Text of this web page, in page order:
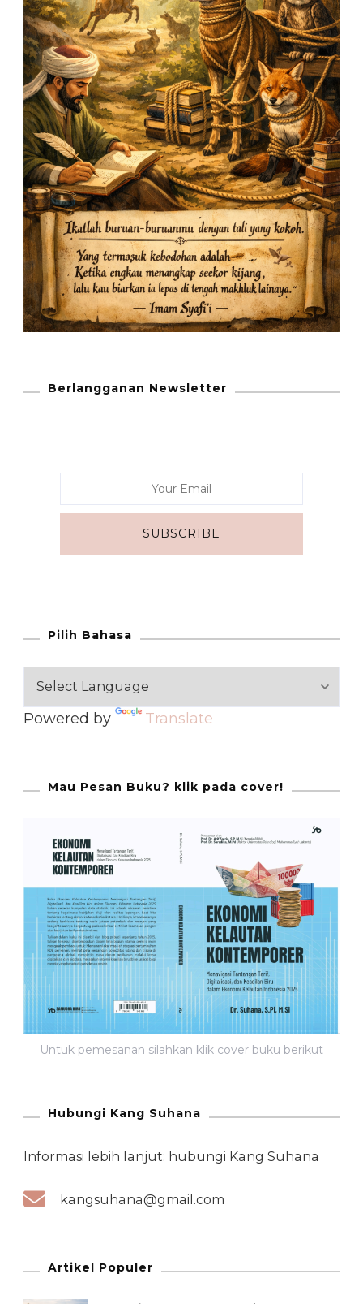
Berlangganan Newsletter
Pilih Bahasa
Powered by Translate
Mau Pesan Buku? klik pada cover!
Untuk pemesanan silahkan klik cover buku berikut
Hubungi Kang Suhana
Informasi lebih lanjut: hubungi Kang Suhana
kangsuhana@gmail.com
Artikel Populer